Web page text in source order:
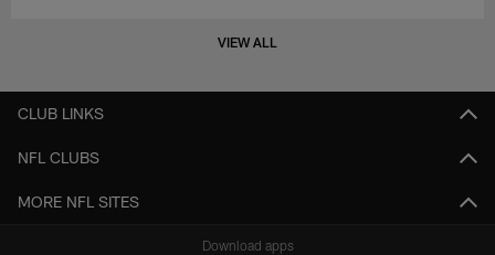
VIEW ALL
CLUB LINKS
NFL CLUBS
MORE NFL SITES
Download apps